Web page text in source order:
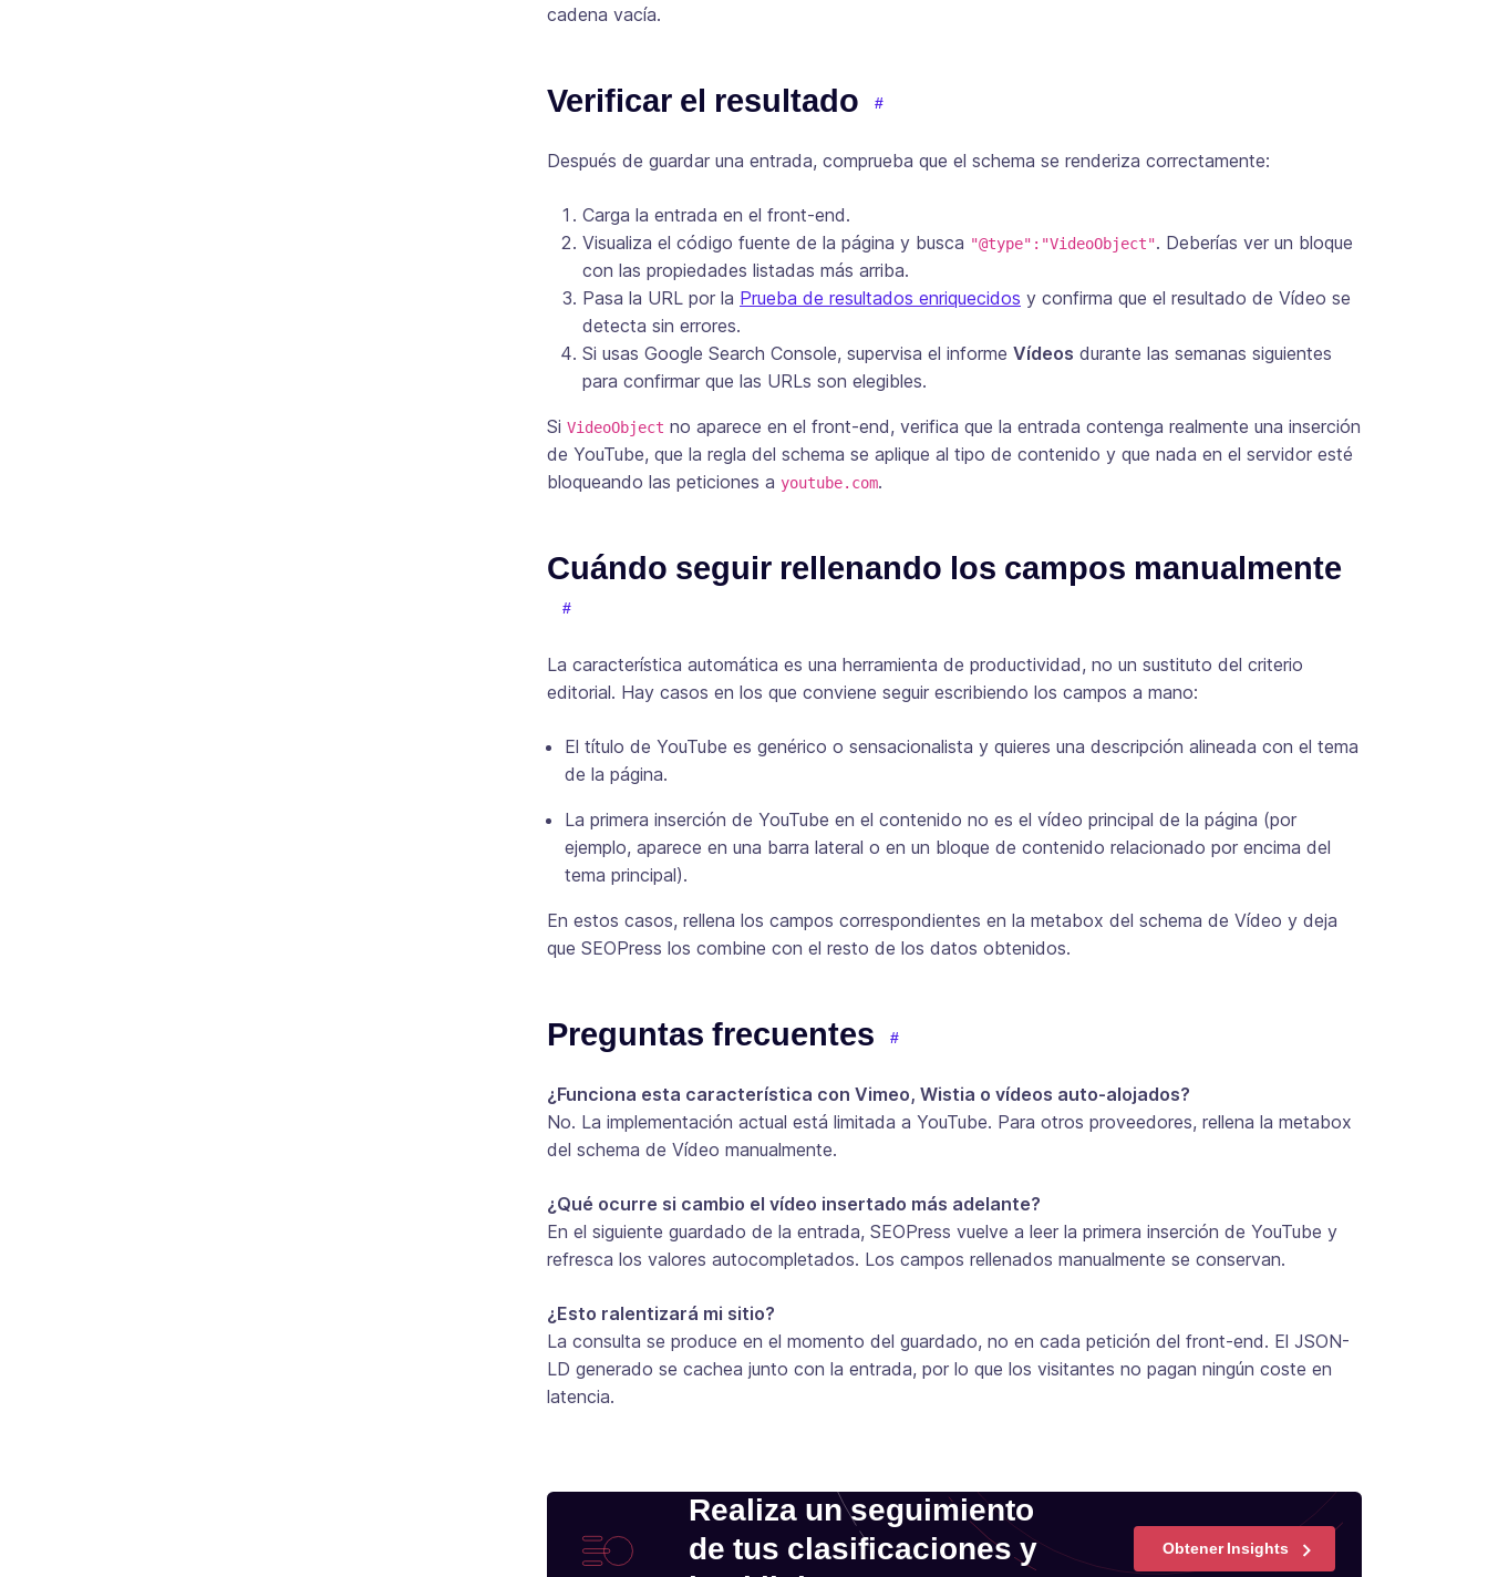
cadena vacía.
Verificar el resultado
Después de guardar una entrada, comprueba que el schema se renderiza correctamente:
Carga la entrada en el front-end.
Visualiza el código fuente de la página y busca "@type":"VideoObject". Deberías ver un bloque
con las propiedades listadas más arriba.
Pasa la URL por la Prueba de resultados enriquecidos y confirma que el resultado de Vídeo se
detecta sin errores.
Si usas Google Search Console, supervisa el informe Vídeos durante las semanas siguientes
para confirmar que las URLs son elegibles.
Si VideoObject no aparece en el front-end, verifica que la entrada contenga realmente una inserción
de YouTube, que la regla del schema se aplique al tipo de contenido y que nada en el servidor esté
bloqueando las peticiones a youtube.com.
Cuándo seguir rellenando los campos manualmente
La característica automática es una herramienta de productividad, no un sustituto del criterio
editorial. Hay casos en los que conviene seguir escribiendo los campos a mano:
El título de YouTube es genérico o sensacionalista y quieres una descripción alineada con el tema
de la página.
La primera inserción de YouTube en el contenido no es el vídeo principal de la página (por
ejemplo, aparece en una barra lateral o en un bloque de contenido relacionado por encima del
tema principal).
En estos casos, rellena los campos correspondientes en la metabox del schema de Vídeo y deja
que SEOPress los combine con el resto de los datos obtenidos.
Preguntas frecuentes
¿Funciona esta característica con Vimeo, Wistia o vídeos auto-alojados?
No. La implementación actual está limitada a YouTube. Para otros proveedores, rellena la metabox
del schema de Vídeo manualmente.
¿Qué ocurre si cambio el vídeo insertado más adelante?
En el siguiente guardado de la entrada, SEOPress vuelve a leer la primera inserción de YouTube y
refresca los valores autocompletados. Los campos rellenados manualmente se conservan.
¿Esto ralentizará mi sitio?
La consulta se produce en el momento del guardado, no en cada petición del front-end. El JSON-
LD generado se cachea junto con la entrada, por lo que los visitantes no pagan ningún coste en
latencia.
Realiza un seguimiento
de tus clasificaciones y
Obtener Insights